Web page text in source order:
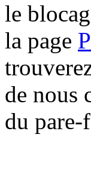
le
la page
de nous
du pare-